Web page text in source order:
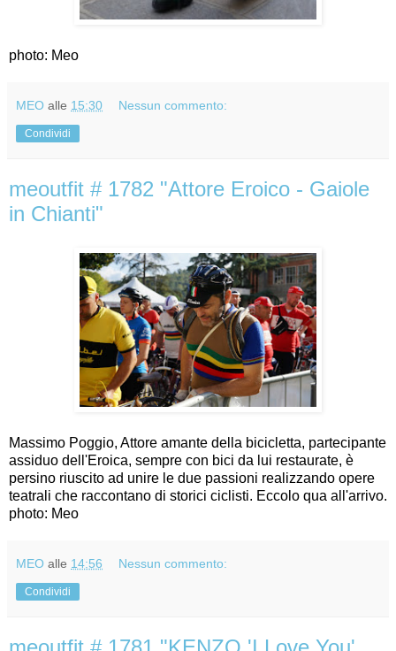
photo: Meo
MEO alle 15:30 Nessun commento:
Condividi
meoutfit # 1782 "Attore Eroico - Gaiole
in Chianti"
Massimo Poggio, Attore amante della bicicletta, partecipante
assiduo dell'Eroica, sempre con bici da lui restaurate, è
persino riuscito ad unire le due passioni realizzando opere
teatrali che raccontano di storici ciclisti. Eccolo qua all'arrivo.
photo: Meo
MEO alle 14:56 Nessun commento:
Condividi